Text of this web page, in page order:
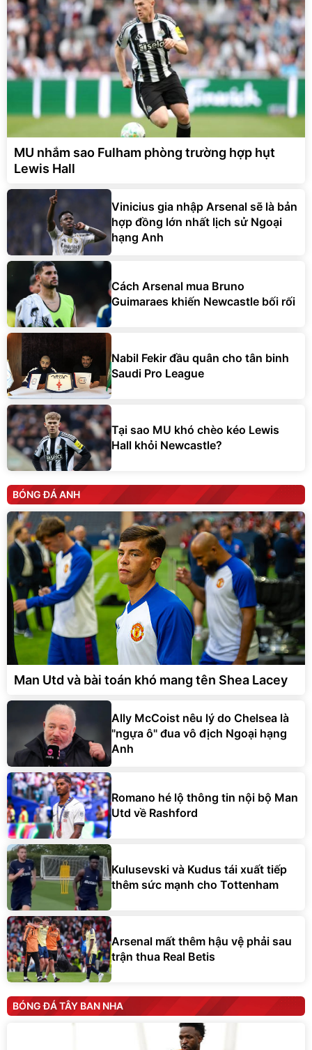
MU nhắm sao Fulham phòng trường hợp hụt
Lewis Hall
Vinicius gia nhập Arsenal sẽ là bản
hợp đồng lớn nhất lịch sử Ngoại
hạng Anh
Cách Arsenal mua Bruno
Guimaraes khiến Newcastle bối rối
Nabil Fekir đầu quân cho tân binh
Saudi Pro League
Tại sao MU khó chèo kéo Lewis
Hall khỏi Newcastle?
BÓNG ĐÁ ANH
Man Utd và bài toán khó mang tên Shea Lacey
Ally McCoist nêu lý do Chelsea là
"ngựa ô" đua vô địch Ngoại hạng
Anh
Romano hé lộ thông tin nội bộ Man
Utd về Rashford
Kulusevski và Kudus tái xuất tiếp
thêm sức mạnh cho Tottenham
Arsenal mất thêm hậu vệ phải sau
trận thua Real Betis
BÓNG ĐÁ TÂY BAN NHA